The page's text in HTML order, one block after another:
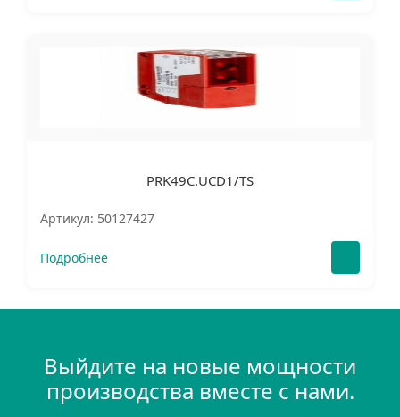
PRK49C.UCD1/TS
Артикул: 50127427
Подробнее
Выйдите на новые мощности
производства вместе с нами.